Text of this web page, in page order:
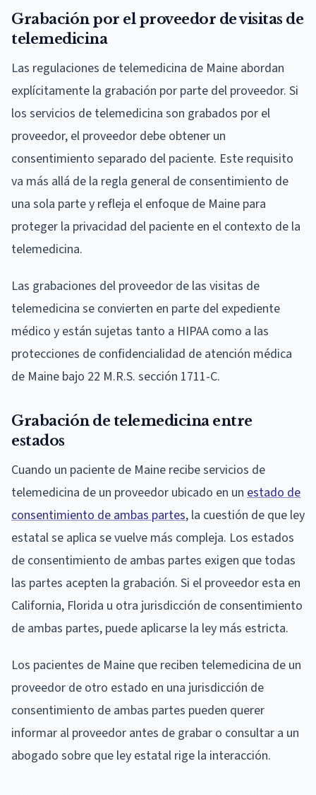
Grabación por el proveedor de visitas de
telemedicina
Las regulaciones de telemedicina de Maine abordan
explícitamente la grabación por parte del proveedor. Si
los servicios de telemedicina son grabados por el
proveedor, el proveedor debe obtener un
consentimiento separado del paciente. Este requisito
va más allá de la regla general de consentimiento de
una sola parte y refleja el enfoque de Maine para
proteger la privacidad del paciente en el contexto de la
telemedicina.
Las grabaciones del proveedor de las visitas de
telemedicina se convierten en parte del expediente
médico y están sujetas tanto a HIPAA como a las
protecciones de confidencialidad de atención médica
de Maine bajo 22 M.R.S. sección 1711-C.
Grabación de telemedicina entre
estados
Cuando un paciente de Maine recibe servicios de
telemedicina de un proveedor ubicado en un estado de
consentimiento de ambas partes, la cuestión de que ley
estatal se aplica se vuelve más compleja. Los estados
de consentimiento de ambas partes exigen que todas
las partes acepten la grabación. Si el proveedor esta en
California, Florida u otra jurisdicción de consentimiento
de ambas partes, puede aplicarse la ley más estricta.
Los pacientes de Maine que reciben telemedicina de un
proveedor de otro estado en una jurisdicción de
consentimiento de ambas partes pueden querer
informar al proveedor antes de grabar o consultar a un
abogado sobre que ley estatal rige la interacción.